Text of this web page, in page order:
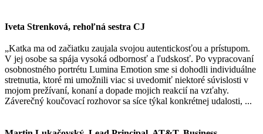
Iveta Strenková, rehoľná sestra CJ
„Katka ma od začiatku zaujala svojou autentickosťou a prístupom.
V jej osobe sa spája vysoká odbornosť a ľudskosť. Po vypracovaní
osobnostného portrétu Lumina Emotion sme si dohodli individuálne
stretnutia, ktoré mi umožnili viac si uvedomiť niektoré súvislosti v
mojom prežívaní, konaní a dopade mojich reakcií na vzťahy.
Záverečný koučovací rozhovor sa síce týkal konkrétnej udalosti, ...